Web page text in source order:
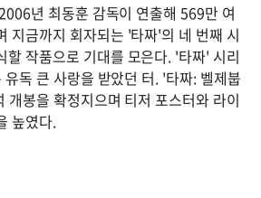
년 최동훈 감독이 연출해 569만 여
지금까지 회자되는 '타짜'의 네 번째 시
할 작품으로 기대를 모은다. '타짜' 시리
독 큰 사랑을 받았던 터. '타짜: 벨제붑
개봉을 확정지으며 티저 포스터와 라이
높였다.